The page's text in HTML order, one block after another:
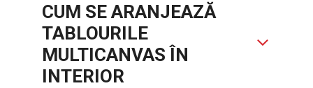
CUM SE ARANJEAZĂ
TABLOURILE
MULTICANVAS ÎN
INTERIOR